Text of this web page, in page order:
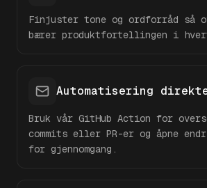
Finjuster tone og ordforråd så
bærer produktfortellingen i
Automatisering
Bruk vår GitHub Action for
commits eller PR-er og åpne
for gjennomgang.